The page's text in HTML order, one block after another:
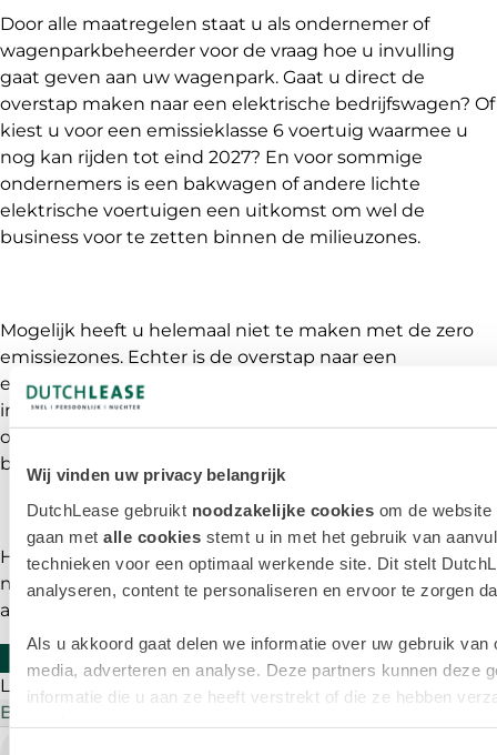
Wij vinden uw privacy belangrijk
DutchLease gebruikt noodzakelijke cookies om de
gaan met alle cookies stemt u in met het gebruik van
technieken voor een optimaal werkende site. Dit stelt
analyseren, content te personaliseren en ervoor te zorgen
Als u akkoord gaat delen we informatie over uw gebruik
media, adverteren en analyse. Deze partners kunnen deze
informatie die u aan ze heeft verstrekt of die ze hebben
Door alle maatregelen staat u als ondernemer of
wagenparkbeheerder voor de vraag hoe u invulling
gaat geven aan uw wagenpark. Gaat u direct de
overstap maken naar een elektrische bedrijfswagen? Of
kiest u voor een emissieklasse 6 voertuig waarmee u
nog kan rijden tot eind 2027? En voor sommige
ondernemers is een bakwagen of andere lichte
elektrische voertuigen een uitkomst om wel de
business voor te zetten binnen de milieuzones.
Mogelijk heeft u helemaal niet te maken met de zero
emissiezones. Echter is de overstap naar een
elektrische bedrijfswagen vanaf 2025 ook voor u
interessant, omdat het een financieel aantrekkelijke
optie is vanwege de invoering van de bpm op
bedrijfswagens.
Heeft u vragen of wilt u graag sparren over
mobiliteitsuitdagingen? Neem dan contact op met uw
accountmanager. Wij helpen u graag.
VRAAG VRIJBLIJVEND ADVIES AAN
Lees meer over
Bedrijfswagens